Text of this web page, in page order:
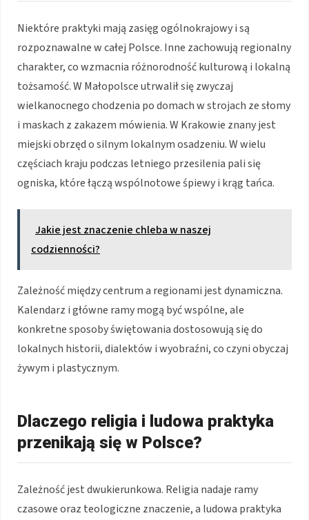
Niektóre praktyki mają zasięg ogólnokrajowy i są
rozpoznawalne w całej Polsce. Inne zachowują regionalny
charakter, co wzmacnia różnorodność kulturową i lokalną
tożsamość. W Małopolsce utrwalił się zwyczaj
wielkanocnego chodzenia po domach w strojach ze słomy
i maskach z zakazem mówienia. W Krakowie znany jest
miejski obrzęd o silnym lokalnym osadzeniu. W wielu
częściach kraju podczas letniego przesilenia pali się
ogniska, które łączą wspólnotowe śpiewy i krąg tańca.
Jakie jest znaczenie chleba w naszej
codzienności?
Zależność między centrum a regionami jest dynamiczna.
Kalendarz i główne ramy mogą być wspólne, ale
konkretne sposoby świętowania dostosowują się do
lokalnych historii, dialektów i wyobraźni, co czyni obyczaj
żywym i plastycznym.
Dlaczego religia i ludowa praktyka
przenikają się w Polsce?
Zależność jest dwukierunkowa. Religia nadaje ramy
czasowe oraz teologiczne znaczenie, a ludowa praktyka